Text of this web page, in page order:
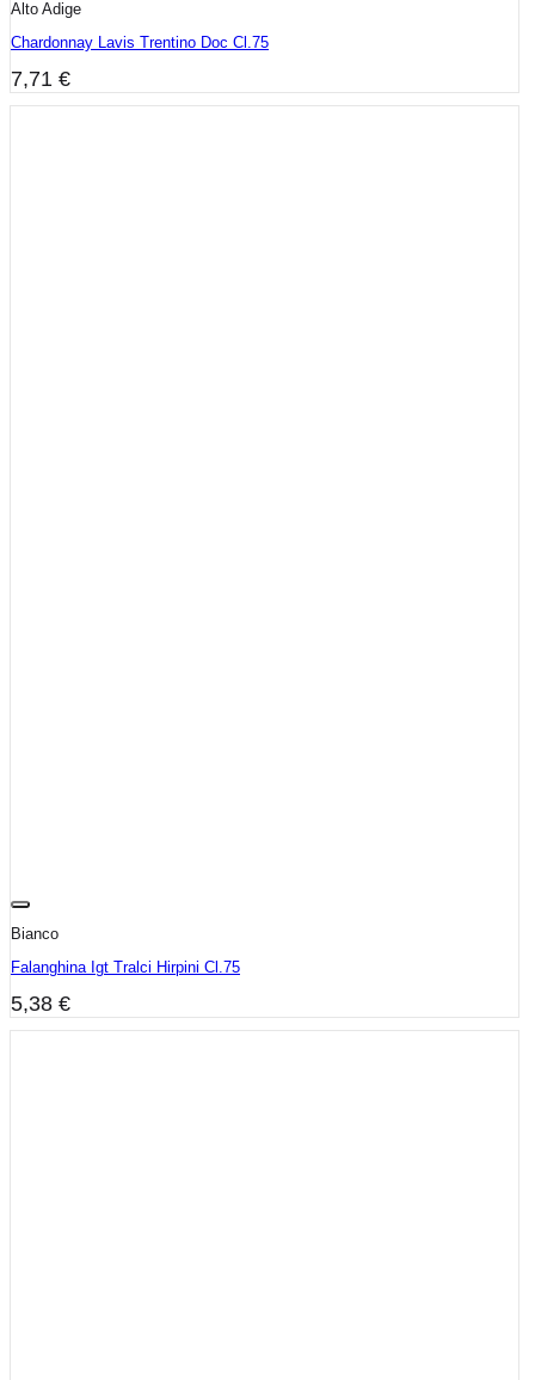
Alto Adige
Chardonnay Lavis Trentino Doc Cl.75
7,71 €
Bianco
Falanghina Igt Tralci Hirpini Cl.75
5,38 €